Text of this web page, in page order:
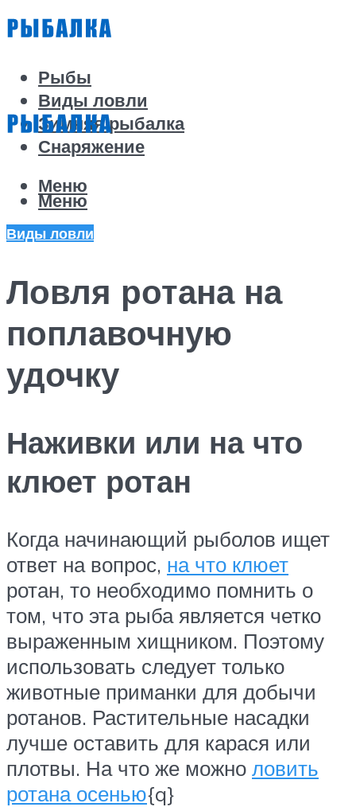
Рыбы
Виды ловли
Зимняя рыбалка
Снаряжение
Меню
Меню
Виды ловли
Ловля ротана на
поплавочную
удочку
Наживки или на что
клюет ротан
Когда начинающий рыболов ищет
ответ на вопрос, на что клюет
ротан, то необходимо помнить о
том, что эта рыба является четко
выраженным хищником. Поэтому
использовать следует только
животные приманки для добычи
ротанов. Растительные насадки
лучше оставить для карася или
плотвы. На что же можно ловить
ротана осенью{q}